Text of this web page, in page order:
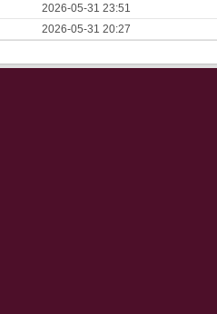
2026-05-31 23:51
2026-05-31 20:27